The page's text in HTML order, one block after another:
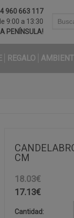
960 663 117
9:00 a 13:30
PENÍNSULA!
REGALO
CM
18.03€
17.13€
Cantidad: